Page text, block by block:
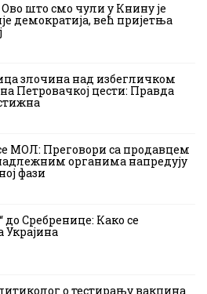
што смо чули у Книну је
демократија, већ пријетња
злочина над избегличком
Петровачкој цести: Правда
МОЛ: Преговори са продавцем
органима напредују
фази
до Сребренице: Како се
Украјина
о тестирању вакцина